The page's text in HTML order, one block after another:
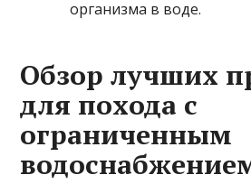
организма в воде.
Обзор лучших
для похода с
ограниченным